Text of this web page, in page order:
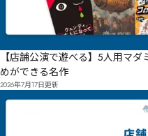
【店舗公演で遊べる】5人用マ
めができる名作
2026年7月17日更新